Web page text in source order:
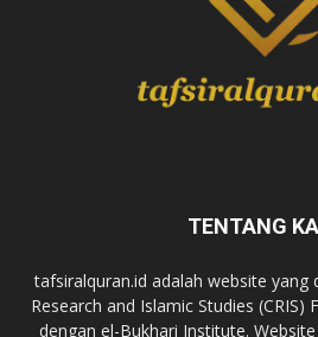
TENTANG
tafsiralquran.id adalah website yang
Research and Islamic Studies
dengan el-Bukhari Institute.